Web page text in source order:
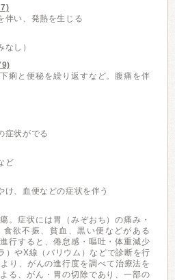
伴い、発熱を生じる
し）
痢と便秘を繰り返すなど。腹痛を伴
症状がでる
ど
け、血便などの症状を伴う
。症状には胃（みぞおち）の痛み・
欲不振、貧血、黒い便などがある
行すると、倦怠感・嘔吐・体重減少
）やX線（バリウム）などで診断を行
り、がんの進行度を調べて治療法を
る、がん・胃の切除であり、一部の